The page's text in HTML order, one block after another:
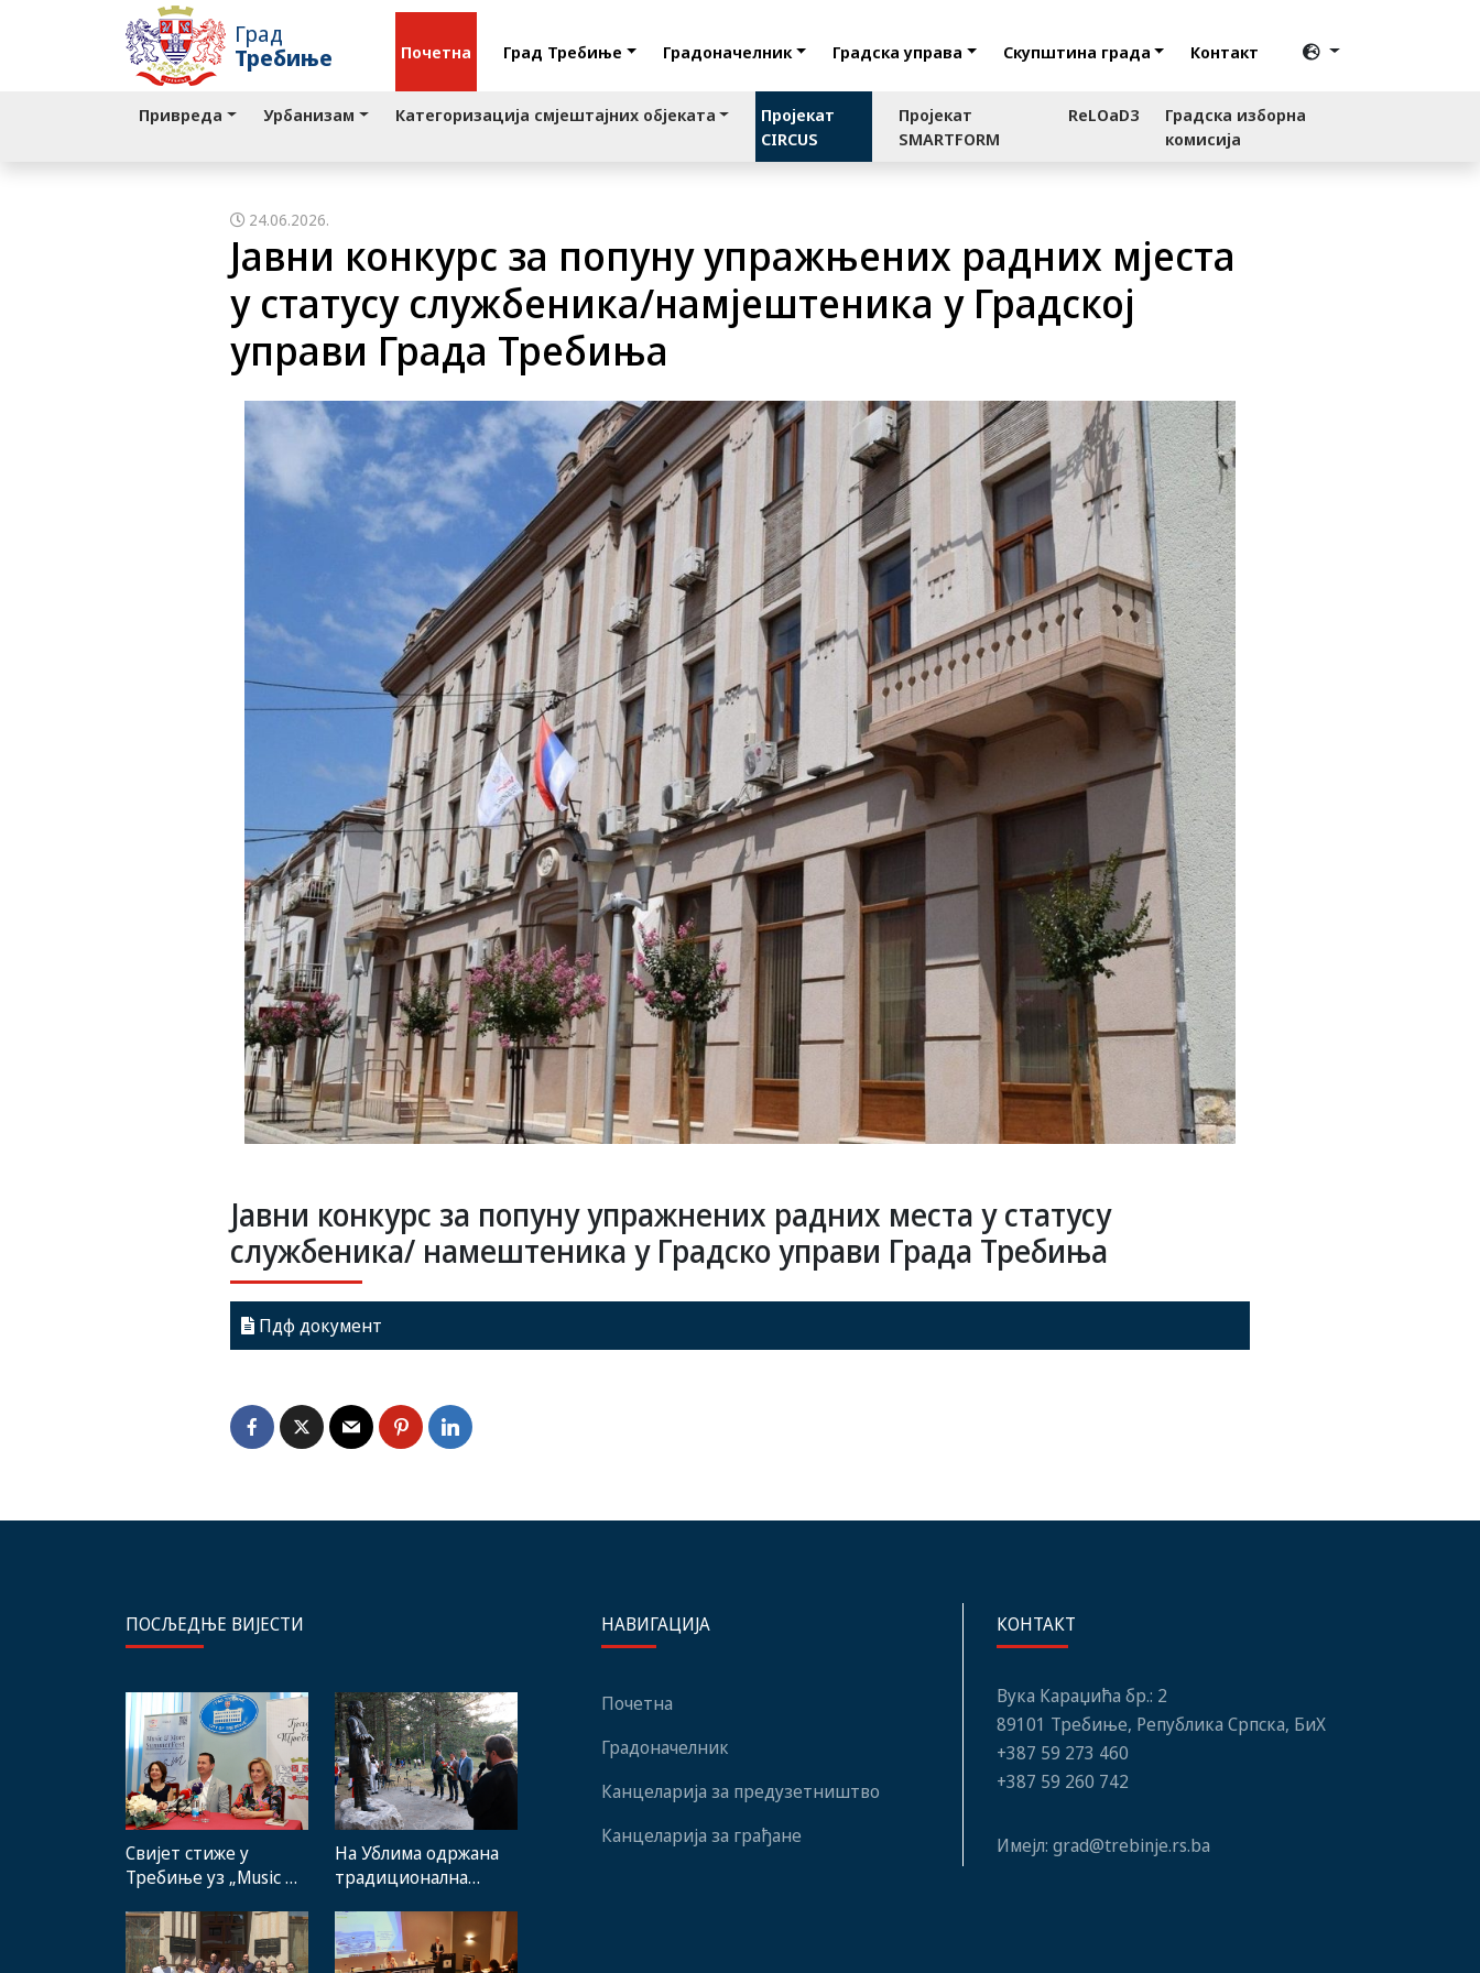
Град
Требиње
Почетна Град Требиње Градоначелник Градска управа Скупштина града Контакт
Привреда Урбанизам Категоризација смјештајних објеката
Пројекат
CIRCUS
Пројекат
SMARTFORM
ReLOaD3
Градска изборна
комисија
24.06.2026.
Jавни конкурс за попуну упражњених радних мјеста
у статусу службеника/намјештеника у Градској
управи Града Требиња
Jавни конкурс за попуну упражнених радних места у статусу
службеника/ намештеника у Градско управи Града Требиња
Пдф документ
ПОСЉЕДЊЕ ВИЈЕСТИ
Свијет стиже у
Требиње уз „Music &
На Ублима одржана
традиционална
„Зубачка убла 2026“
НАВИГАЦИЈА
Почетна
Градоначелник
Канцеларија за предузетништво
Канцеларија за грађане
КОНТАКТ
Вука Караџића бр.: 2
89101 Требиње, Република Српска, БиХ
+387 59 273 460
+387 59 260 742
Имејл: grad@trebinje.rs.ba